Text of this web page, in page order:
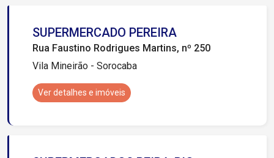
SUPERMERCADO PEREIRA
Rua Faustino Rodrigues Martins, nº 250
Vila Mineirão - Sorocaba
Ver detalhes e imóveis